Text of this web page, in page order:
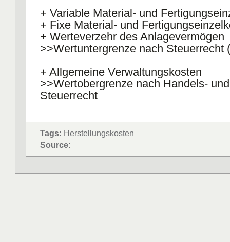
+ Variable Material- und
+ Fixe Material- und
+ Werteverzehr des Anlagevermögen
>>Wertuntergrenze nach Steuerrecht
+ Allgemeine Verwaltungskosten
>>Wertobergrenze nach Handels- und
Steuerrecht
Tags: Herstellungskosten
Source: